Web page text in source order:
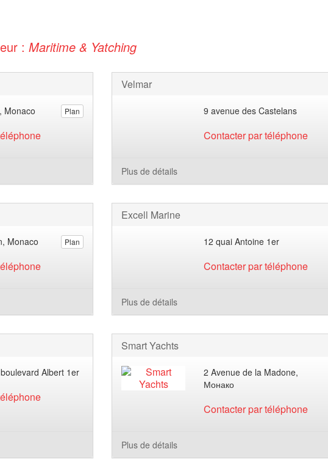
: Maritime & Yatching
Plan
Monaco
Velmar
9 avenue des Castelans
Contacter par téléphone
Plus de détails
Plan
Monaco
Excell Marine
12 quai Antoine 1er
Contacter par téléphone
Plus de détails
Albert 1er
Smart Yachts
2 Avenue de la Madone,
Монако
Contacter par téléphone
Plus de détails